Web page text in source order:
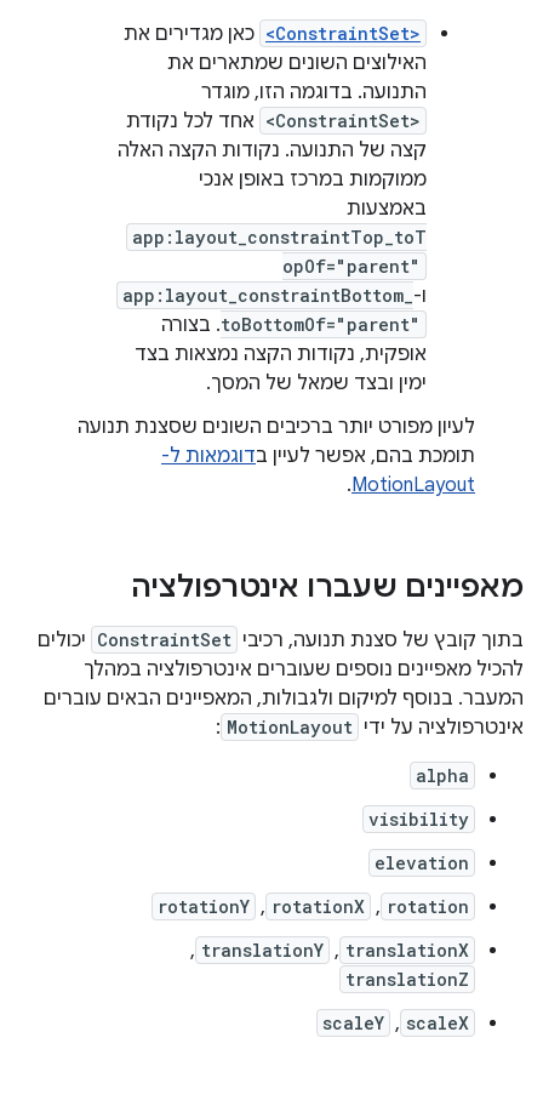
<ConstraintSet> כאן מגדירים את
האילוצים השונים שמתארים את
התנועה. בדוגמה הזו, מוגדר
<ConstraintSet> אחד לכל נקודת
קצה של התנועה. נקודות הקצה האלה
ממוקמות במרכז באופן אנכי
באמצעות
app:layout_constraintTop_toT
opOf="parent"
ו- app:layout_constraintBottom_
toBottomOf="parent". בצורה
אופקית, נקודות הקצה נמצאות בצד
ימין ובצד שמאל של המסך.
לעיון מפורט יותר ברכיבים השונים שסצנת תנועה
תומכת בהם, אפשר לעיין בדוגמאות ל-
MotionLayout
.
מאפיינים שעברו אינטרפולציה
בתוך קובץ של סצנת תנועה, רכיבי ConstraintSet יכולים
להכיל מאפיינים נוספים שעוברים אינטרפולציה במהלך
המעבר. בנוסף למיקום ולגבולות, המאפיינים הבאים עוברים
אינטרפולציה על ידי MotionLayout
:
alpha
visibility
elevation
rotation
,
rotationX
,
rotationY
translationX
,
translationY
,
translationZ
scaleX
,
scaleY